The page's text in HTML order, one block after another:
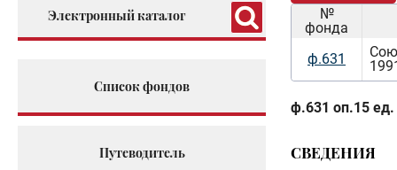
Электронный каталог
Список фондов
Путеводитель
№
фонда
ф.631
ф.631 оп.15 ед.
СВЕДЕНИЯ